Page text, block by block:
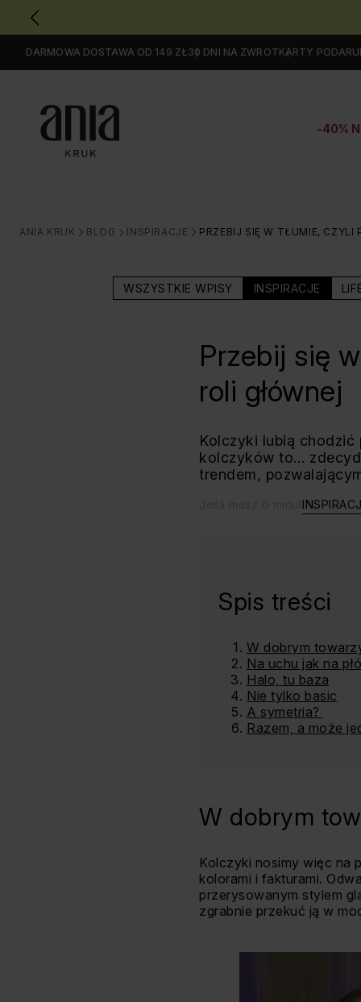
GŁÓWNEJ
ZAWARTOŚCI
MENU
DARMOWA DOSTAWA OD 149 ZŁ30 DNI NA ZWROTKARTY
-40%
ANIA KRUK
>
BLOG
>
INSPIRACJE
>
PRZEBIJ SIĘ W TŁUMIE, CZYLI
WSZYSTKIE WPISY INSPIRACJE
Przebij się
roli głównej
Kolczyki lubią chodzić
kolczyków to…
trendem,
Spis treści
W dobrym
Na uchu jak na
Halo, tu baza
Nie tylko basic
A symetria?
Razem, a może
W dobrym
Kolczyki nosimy więc na
kolorami i fakturami.
przerysowanym stylem
zgrabnie przekuć ją w